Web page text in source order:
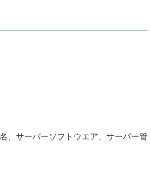
、サーバーソフトウエア、サーバー管